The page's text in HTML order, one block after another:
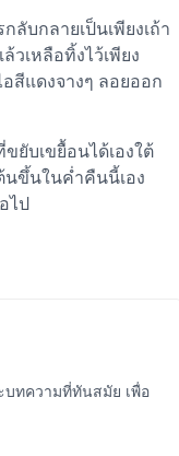
บกลายเป็นเพียงเถ้า
เหลือทิ้งไว้เพียง
สีแดงจางๆ ลอยออก
ยับเขยื้อนได้เองใต้
นขึ้นในค่ำคืนนี้เอง
ไป
บทความที่ทันสมัย เพื่อ